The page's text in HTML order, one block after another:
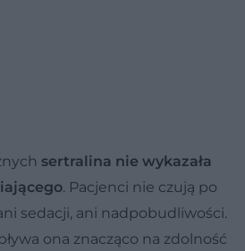
sertralina nie wykazała
. Pacjenci nie czują po
sedacji, ani nadpobudliwości.
ona znacząco na zdolność